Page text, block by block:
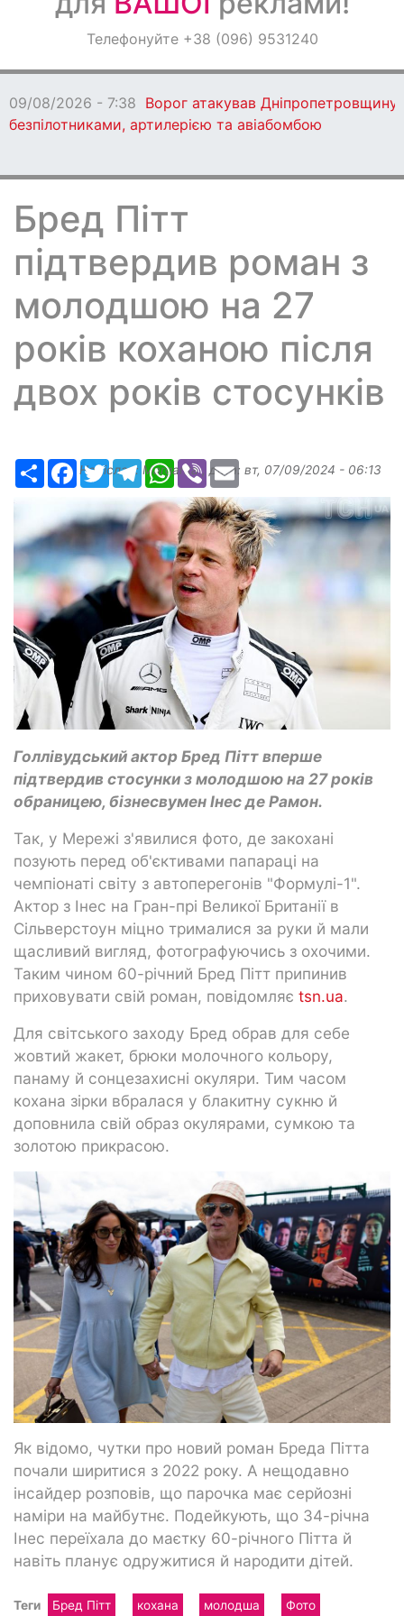
ОголошенняТелефонуйте +38 (096) 9531240
09/08/2026 - 7:38 Ворог атакував Дніпропетровщину
безпілотниками, артилерією та авіабомбою
Бред Пітт
підтвердив роман з
молодшою на 27
років коханою після
двох років стосунків
РесурсFacebook
TwitterTelegramWhatsApp
ViberEmail
Надіслав: Margarita, дата: вт, 07/09/2024 - 06:13
Голлівудський актор Бред Пітт вперше
підтвердив стосунки з молодшою на 27 років
обраницею, бізнесвумен Інес де Рамон.
Так, у Мережі з'явилися фото, де закохані
позують перед об'єктивами папараці на
чемпіонаті світу з автоперегонів "Формулі-1".
Актор з Інес на Гран-прі Великої Британії в
Сільверстоун міцно трималися за руки й мали
щасливий вигляд, фотографуючись з охочими.
Таким чином 60-річний Бред Пітт припинив
приховувати свій роман, повідомляє tsn.ua.
Для світського заходу Бред обрав для себе
жовтий жакет, брюки молочного кольору,
панаму й сонцезахисні окуляри. Тим часом
кохана зірки вбралася у блакитну сукню й
доповнила свій образ окулярами, сумкою та
золотою прикрасою.
Як відомо, чутки про новий роман Бреда Пітта
почали ширитися з 2022 року. А нещодавно
інсайдер розповів, що парочка має серйозні
наміри на майбутнє. Подейкують, що 34-річна
Інес переїхала до маєтку 60-річного Пітта й
навіть планує одружитися й народити дітей.
Теги Бред Пітт кохана молодша Фото